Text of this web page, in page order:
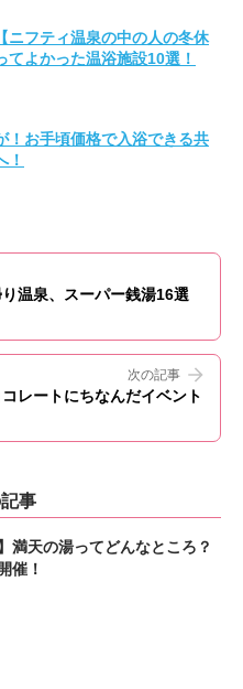
ニフティ温泉の中の人の冬休
てよかった温浴施設10選！
！お手頃価格で入浴できる共
！
温泉、スーパー銭湯16選
次の記事
レートにちなんだイベント
事
満天の湯ってどんなところ？
催！